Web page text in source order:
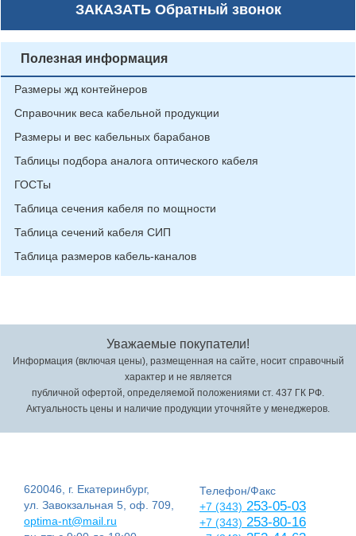
ЗАКАЗАТЬОбратный звонок
Полезная информация
Размеры жд контейнеров
Справочник веса кабельной продукции
Размеры и вес кабельных барабанов
Таблицы подбора аналога оптического кабеля
ГОСТы
Таблица сечения кабеля по мощности
Таблица сечений кабеля СИП
Таблица размеров кабель-каналов
Уважаемые покупатели!
Информация (включая цены), размещенная на сайте, носит справочный
характер и не является
публичной офертой, определяемой положениями ст. 437 ГК РФ.
Актуальность цены и наличие продукции уточняйте у менеджеров.
620046, г. Екатеринбург,
ул. Завокзальная 5, оф. 709,
optima-nt@mail.ru
Телефон/Факс
+7 (343) 253-05-03
+7 (343) 253-80-16